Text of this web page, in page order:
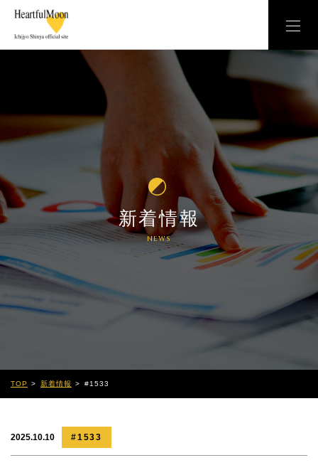
新着情報
NEWS
TOP 新着情報 #1533
2025.10.10 #1533